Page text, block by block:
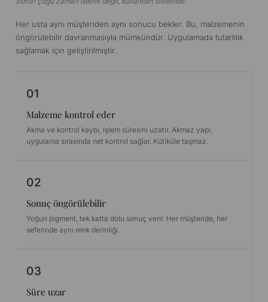
Her usta aynı müşteriden aynı sonucu bekler. Bu, malzemenin
öngörülebilir davranmasıyla mümkündür. Uygulamada tutarlılık
sağlamak için geliştirilmiştir.
01
Malzeme kontrol eder
Akma ve kontrol kaybı, işlem süresini uzatır. Akmaz yapı,
uygulama sırasında net kontrol sağlar. Kütiküle taşmaz.
02
Sonuç öngörülebilir
Yoğun pigment, tek katta dolu sonuç verir. Her müşteride, her
seferinde aynı renk derinliği.
03
Süre uzar